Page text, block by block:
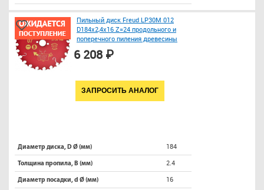
Пильный диск Freud LP30M 012
D184х2,4х16 Z=24 продольного и
поперечного пиления древесины
6 208 ₽
ЗАПРОСИТЬ АНАЛОГ
Диаметр диска, D Ø (мм) 184
Толщина пропила, B (мм) 2.4
Диаметр посадки, d Ø (мм) 16